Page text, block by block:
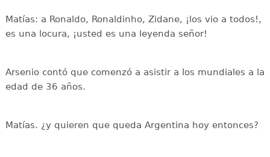
Matías: a Ronaldo, Ronaldinho, Zidane, ¡los vio a todos!,
es una locura, ¡usted es una leyenda señor!
Arsenio contó que comenzó a asistir a los mundiales a la
edad de 36 años.
Matías. ¿y quieren que queda Argentina hoy entonces?